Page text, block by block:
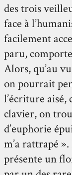
des trois
face à
facilement
paru,
Alors, qu’au
on pourrait
l’écriture
clavier, on
d’euphorie
m’a rattrapé
présente un